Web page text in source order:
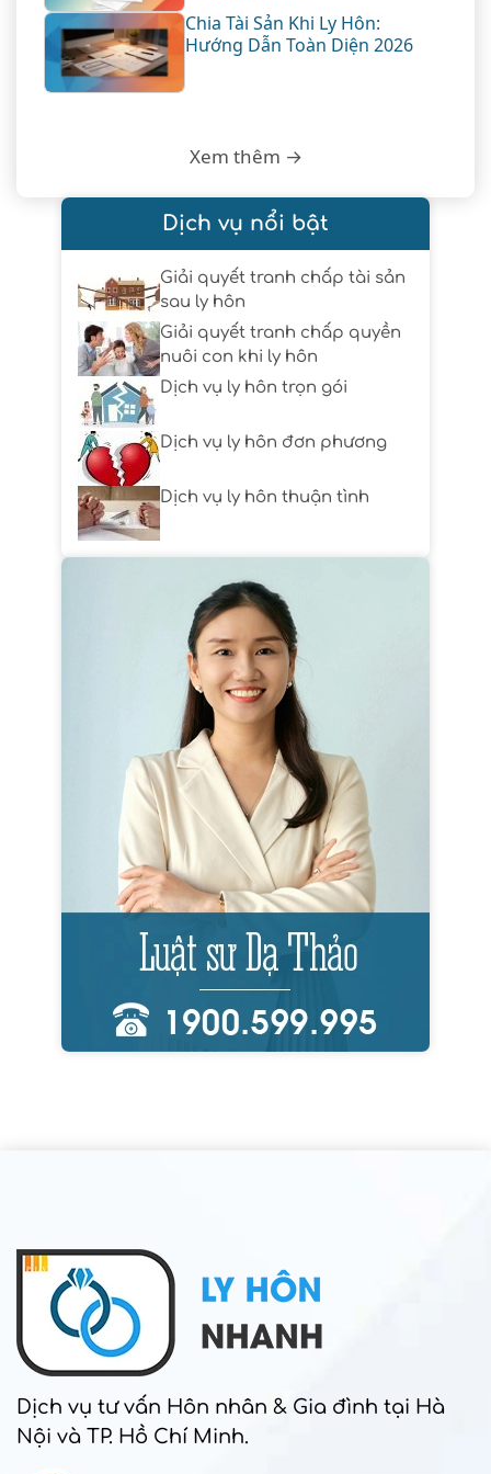
Chia Tài Sản Khi Ly Hôn:
Hướng Dẫn Toàn Diện 2026
Xem thêm →
Dịch vụ nổi bật
Giải quyết tranh chấp tài sản
sau ly hôn
Giải quyết tranh chấp quyền
nuôi con khi ly hôn
Dịch vụ ly hôn trọn gói
Dịch vụ ly hôn đơn phương
Dịch vụ ly hôn thuận tình
Dịch vụ tư vấn Hôn nhân & Gia đình tại Hà
Nội và TP. Hồ Chí Minh.